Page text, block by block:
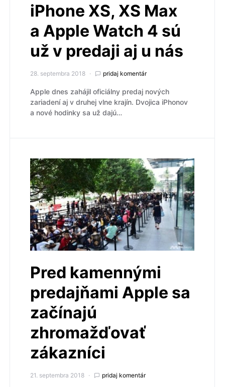
iPhone XS, XS Max
a Apple Watch 4 sú
už v predaji aj u nás
28. septembra 2018 pridaj komentár
Apple dnes zahájil oficiálny predaj nových
zariadení aj v druhej vlne krajín. Dvojica iPhonov
a nové hodinky sa už dajú…
Pred kamennými
predajňami Apple sa
začínajú
zhromažďovať
zákazníci
21. septembra 2018 pridaj komentár